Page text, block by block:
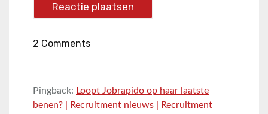
2 Comments
Pingback: Loopt Jobrapido op haar laatste
benen? | Recruitment nieuws | Recruitment